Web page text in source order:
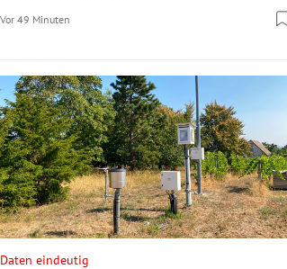
Vor 49 Minuten
Daten eindeutig